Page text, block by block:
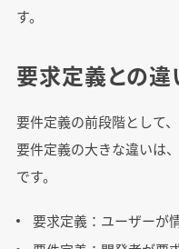
す。
要求定義との違
要件定義の前段階として
要件定義の大きな違いは
です。
要求定義：ユーザーが